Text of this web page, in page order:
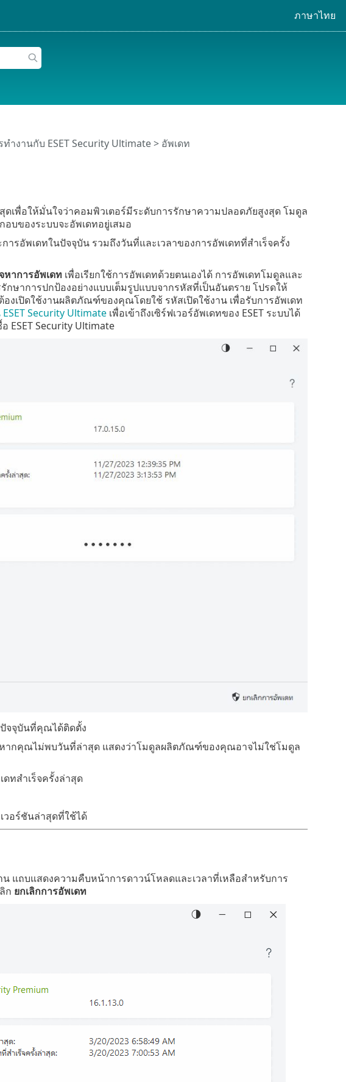
ภาษาไทย
ทำงานกับ ESET Security Ultimate> อัพเดท
ดเพื่อให้มั่นใจว่าคอมพิวเตอร์มีระดับการรักษาความปลอดภัยสูงสุด โมดูล
บของระบบจะอัพเดทอยู่เสมอ
อัพเดทในปัจจุบัน รวมถึงวันที่และเวลาของการอัพเดทที่สำเร็จครั้ง
หาการอัพเดทเพื่อเรียกใช้การอัพเดทด้วยตนเองได้ การอัพเดทโมดูลและ
ษาการปกป้องอย่างแบบเต็มรูปแบบจากรหัสที่เป็นอันตราย โปรดให้
เปิดใช้งานผลิตภัณฑ์ของคุณโดยใช้ รหัสเปิดใช้งาน เพื่อรับการอัพเดท
ESET Security Ultimateเพื่อเข้าถึงเซิร์ฟเวอร์อัพเดทของ ESET ระบบได้
ESET Security Ultimate
จจุบันที่คุณได้ติดตั้ง
หากคุณไม่พบวันที่ล่าสุด แสดงว่าโมดูลผลิตภัณฑ์ของคุณอาจไม่ใช่โมดูล
ทสำเร็จครั้งล่าสุด
วอร์ชันล่าสุดที่ใช้ได้
แถบแสดงความคืบหน้าการดาวน์โหลดและเวลาที่เหลือสำหรับการ
ก ยกเลิกการอัพเดท